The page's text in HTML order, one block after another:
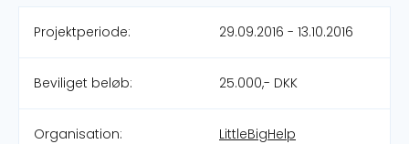
Projektperiode: 29.09.2016 - 13.10.2016
Beviliget beløb: 25.000,- DKK
Organisation: LittleBigHelp